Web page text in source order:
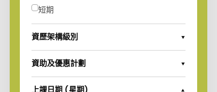
短期
資歷架構級別
Expand Options
資助及優惠計劃
Expand Options